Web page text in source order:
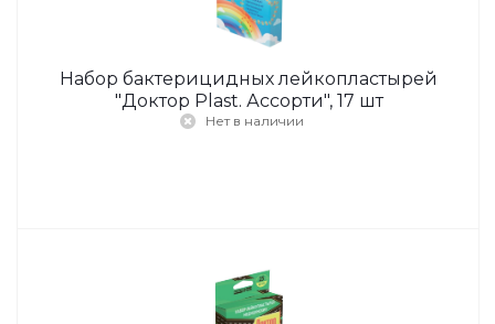
Набор бактерицидных лейкопластырей
"Доктор Plast. Ассорти", 17 шт
Нет в наличии